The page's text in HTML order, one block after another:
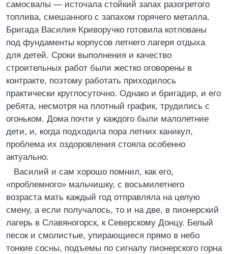
самосвалы — источала стойкий запах разогретого
топлива, смешанного с запахом горячего металла.
Бригада Василия Криворучко готовила котлованы
под фундаменты корпусов летнего лагеря отдыха
для детей. Сроки выполнения и качество
строительных работ были жестко оговорены в
контракте, поэтому работать приходилось
практически круглосуточно. Однако и бригадир, и его
ребята, несмотря на плотный график, трудились с
огоньком. Дома почти у каждого были малолетние
дети, и, когда подходила пора летних каникул,
проблема их оздоровления стояла особенно
актуально.
Василий и сам хорошо помнил, как его,
«проблемного» мальчишку, с восьмилетнего
возраста мать каждый год отправляла на целую
смену, а если получалось, то и на две, в пионерский
лагерь в Славяногорск, к Северскому Донцу. Белый
песок и смолистые, упирающиеся прямо в небо
тонкие сосны, подъемы по сигналу пионерского горна